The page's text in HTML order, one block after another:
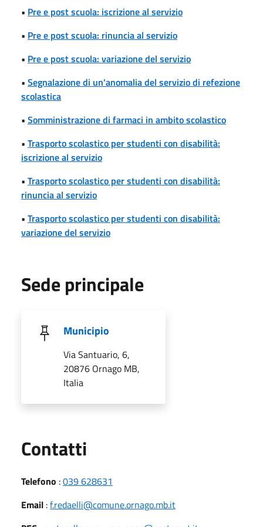
• Pre e post scuola: iscrizione al servizio
• Pre e post scuola: rinuncia al servizio
• Pre e post scuola: variazione del servizio
• Segnalazione di un'anomalia del servizio di refezione
scolastica
• Somministrazione di farmaci in ambito scolastico
• Trasporto scolastico per studenti con disabilità:
iscrizione al servizio
• Trasporto scolastico per studenti con disabilità:
rinuncia al servizio
• Trasporto scolastico per studenti con disabilità:
variazione del servizio
Sede principale
Municipio
Via Santuario, 6,
20876 Ornago MB,
Italia
Contatti
Telefono :039 628631
Email :f.redaelli@comune.ornago.mb.it